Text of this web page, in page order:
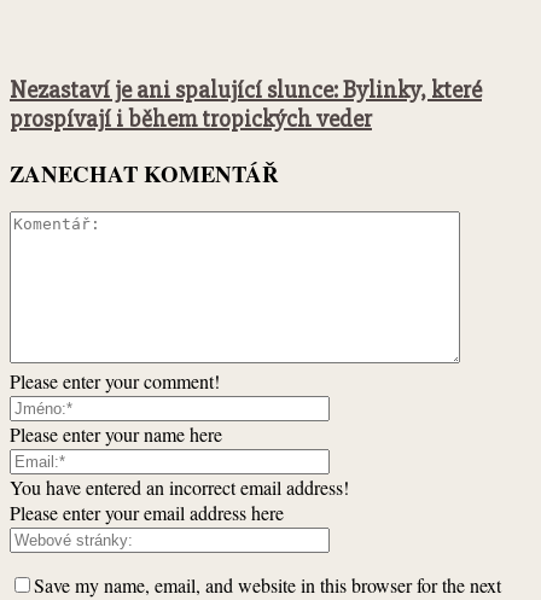
Nezastaví je ani spalující slunce: Bylinky, které
prospívají i během tropických veder
ZANECHAT KOMENTÁŘ
Please enter your comment!
Please enter your name here
You have entered an incorrect email address!
Please enter your email address here
Save my name, email, and website in this browser for the next